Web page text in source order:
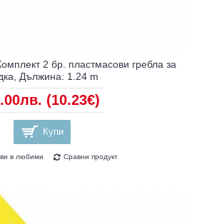
2 бр. пластмасови гребла за
Дължина: 1.24 m
(10.23€)
Купи
в любими Сравни продукт